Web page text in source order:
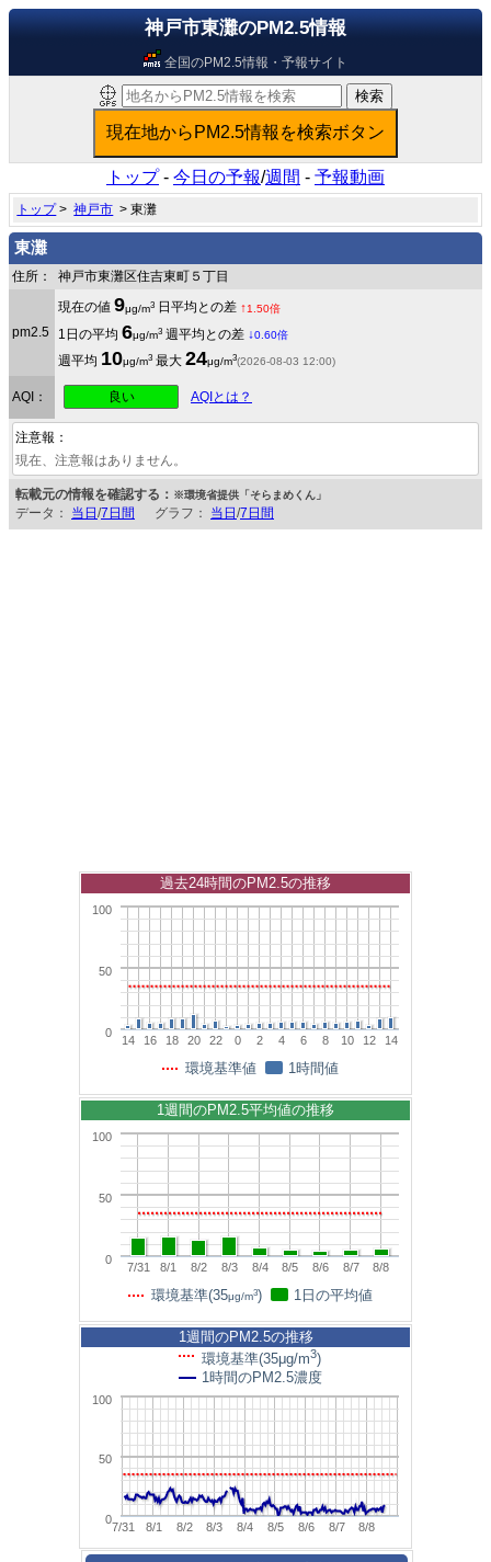
神戸市東灘のPM2.5情報
全国のPM2.5情報・予報サイト
トップ- 今日の予報/週間 - 予報動画
トップ>神戸市 > 東灘
東灘
住所： 神戸市東灘区住吉東町５丁目
pm2.5
現在の値 9μg/m3 日平均との差 ↑1.50倍
1日の平均 6μg/m3 週平均との差 ↓0.60倍
週平均 10μg/m3 最大 24μg/m3(2026-08-03 12:00)
AQI： 良い AQIとは？
注意報：
現在、注意報はありません。
転載元の情報を確認する： ※環境省提供「そらまめくん」
データ： 当日 /7日間 グラフ： 当日 /7日間
14 16 18 20 22 0 2 4 6 8 10 12 14
0
50
100
過去24時間のPM2.5の推移
環境基準値 1時間値
7/31 8/1 8/2 8/3 8/4 8/5 8/6 8/7 8/8
0
50
100
1週間のPM2.5平均値の推移
環境基準(35μg/m3) 1日の平均値
7/31 8/1 8/2 8/3 8/4 8/5 8/6 8/7 8/8
0
50
100
1週間のPM2.5の推移
環境基準(35μg/m3)
1時間のPM2.5濃度